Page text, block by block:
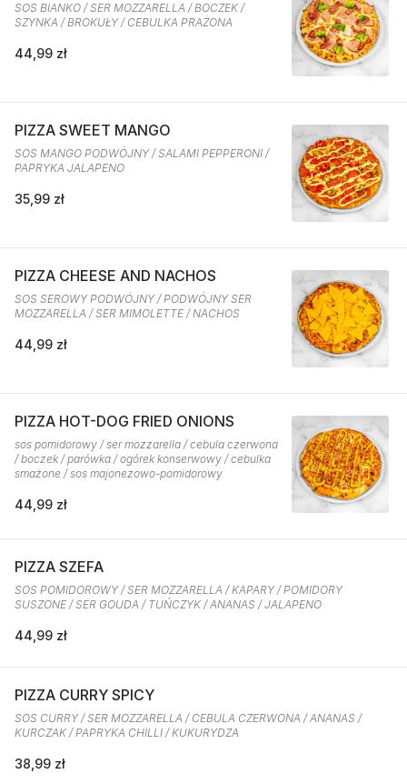
SOS BIANKO / SER MOZZARELLA / BOCZEK /
SZYNKA / BROKUŁY / CEBULKA PRAŻONA
44,99 zł
PIZZA SWEET MANGO
SOS MANGO PODWÓJNY / SALAMI PEPPERONI /
PAPRYKA JALAPENO
35,99 zł
PIZZA CHEESE AND NACHOS
SOS SEROWY PODWÓJNY / PODWÓJNY SER
MOZZARELLA / SER MIMOLETTE / NACHOS
44,99 zł
PIZZA HOT-DOG FRIED ONIONS
sos pomidorowy / ser mozzarella / cebula czerwona
/ boczek / parówka / ogórek konserwowy / cebulka
smażone / sos majonezowo-pomidorowy
44,99 zł
PIZZA SZEFA
SOS POMIDOROWY / SER MOZZARELLA / KAPARY / POMIDORY
SUSZONE / SER GOUDA / TUŃCZYK / ANANAS / JALAPENO
44,99 zł
PIZZA CURRY SPICY
SOS CURRY / SER MOZZARELLA / CEBULA CZERWONA / ANANAS /
KURCZAK / PAPRYKA CHILLI / KUKURYDZA
38,99 zł